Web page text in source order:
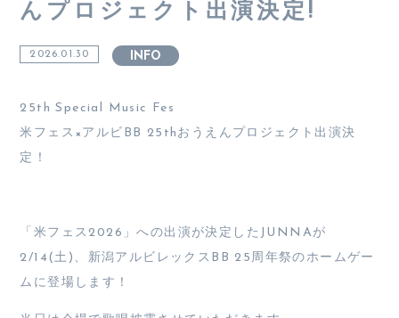
んプロジェクト出演決定!
2026.01.30 INFO
25th Special Music Fes
米フェス×アルビBB 25thおうえんプロジェクト出演決
定！
「米フェス2026」への出演が決定したJUNNAが
2/14(土)、新潟アルビレックスBB 25周年祭のホームゲー
ムに登場します！